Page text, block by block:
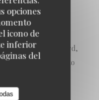
opciones
icono de
inferior
del
Payment,
Eurocard/Mastercard,
Tarjeta de Crédito